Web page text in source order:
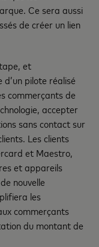
Ce sera aussi
de créer un lien
et
pilote réalisé
commerçants de
accepter
sans contact sur
Les clients
et Maestro,
et appareils
nouvelle
les
commerçants
du montant de